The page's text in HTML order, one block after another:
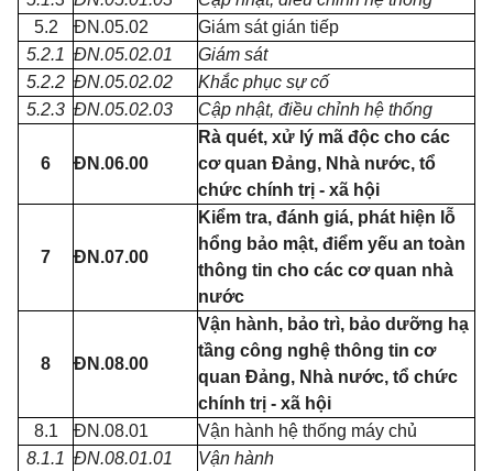
5.2
ĐN.05.02
Giám sát gián tiếp
5.2.1 ĐN.05.02.01
Giám sát
5.2.2 ĐN.05.02.02
Khắc phục sự cố
5.2.3 ĐN.05.02.03 Cập nhật, điều chỉnh hệ thống
6 ĐN.06.00
Rà quét, xử lý mã độc cho các
cơ quan Đảng, Nhà nước, tổ
chức chính trị - xã hội
7 ĐN.07.00
Kiểm tra, đánh giá, phát hiện lỗ
hổng bảo mật, điểm yếu an toàn
thông tin cho các cơ quan nhà
nước
8 ĐN.08.00
Vận hành, bảo trì, bảo dưỡng hạ
tầng công nghệ thông tin cơ
quan Đảng, Nhà nước, tổ chức
chính trị - xã hội
8.1
ĐN.08.01
Vận hành hệ thống máy chủ
8.1.1 ĐN.08.01.01
Vận hành